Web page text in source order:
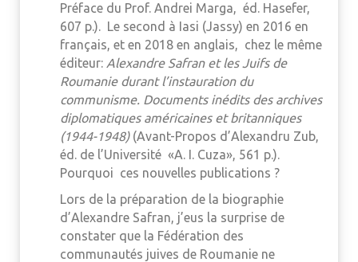
Préface du Prof. Andrei Marga, éd. Hasefer,
607 p.). Le second à Iasi (Jassy) en 2016 en
français, et en 2018 en anglais, chez le même
éditeur: Alexandre Safran et les Juifs de
Roumanie durant l’instauration du
communisme. Documents inédits des archives
diplomatiques américaines et britanniques
(1944-1948) (Avant-Propos d’Alexandru Zub,
éd. de l’Université «A. I. Cuza», 561 p.).
Pourquoi ces nouvelles publications ?
Lors de la préparation de la biographie
d’Alexandre Safran, j’eus la surprise de
constater que la Fédération des
communautés juives de Roumanie ne